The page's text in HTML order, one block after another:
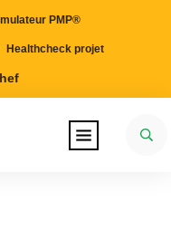
PMP®
Healthcheck projet